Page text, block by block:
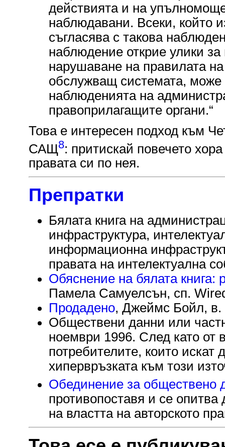
действията и на
наблюдавани. Всеки, който
съгласява с такова
наблюдение открие улики
нарушаване на правилата
обслужващ системата, може
наблюденията на
правоприлагащите органи.“
Това е интересен подход към
САЩ8: притискай повечето
правата си по нея.
Препратки
Бялата книга на
инфраструктура,
информационна
правата на интелектуална
Обяснение на бялата книга:
Памела Самуелсън, сп.
Продадено, Джеймс Бойл, в.
Обществени данни или
ноември 1996. След като от
потребителите, които искат
хипервръзката към този
Обединение за обществено
противопоставя и се
на властта на авторското